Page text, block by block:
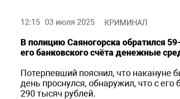
12:15 03 июля 2025 КРИМИНАЛ
В полицию Саяногорска обратился
его банковского счёта денежные
Потерпевший пояснил, что накануне
день проснулся, обнаружил, что с
290 тысяч рублей.